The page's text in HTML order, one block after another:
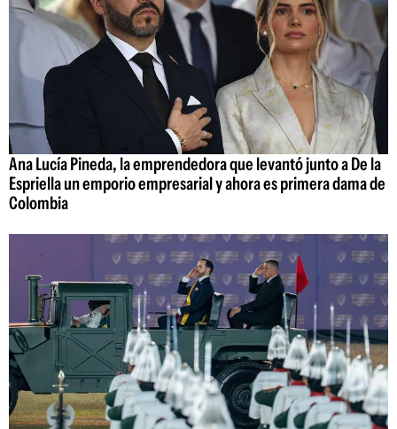
Ana Lucía Pineda, la emprendedora que levantó junto a De la
Espriella un emporio empresarial y ahora es primera dama de
Colombia